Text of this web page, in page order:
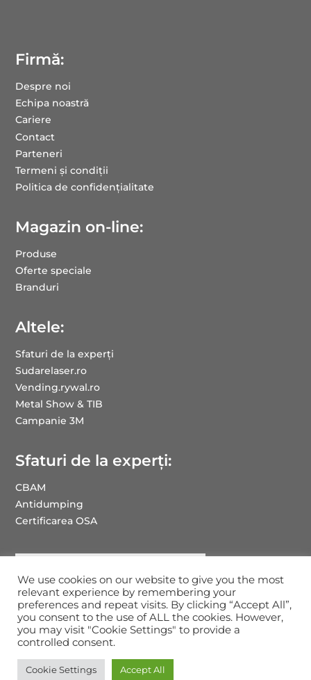
Firmă:
Despre noi
Echipa noastră
Cariere
Contact
Parteneri
Termeni și condiții
Politica de confidențialitate
Magazin on-line:
Produse
Oferte speciale
Branduri
Altele:
Sfaturi de la experți
Sudarelaser.ro
Vending.rywal.ro
Metal Show & TIB
Campanie 3M
Sfaturi de la experți:
CBAM
Antidumping
Certificarea OSA
Drepturi de autor RYWAL-RHC ROMANIA: 2025
We use cookies on our website to give you the most
relevant experience by remembering your
preferences and repeat visits. By clicking “Accept All”,
you consent to the use of ALL the cookies. However,
you may visit "Cookie Settings" to provide a
controlled consent.
Cookie Settings Accept All